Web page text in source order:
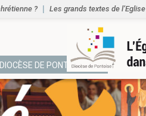
? Les grands textes de l’Eglise
DIOCÈSE DE PONTOISE